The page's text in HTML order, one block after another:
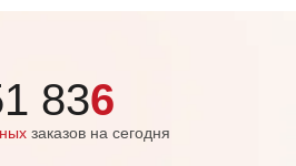
836
заказов на сегодня